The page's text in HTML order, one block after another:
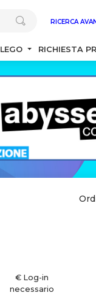
RICERCA
LEGO RICHIESTA
€ Log-in
necessario